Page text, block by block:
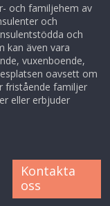
och familjehem av
och
och
kan även vara
vuxenboende,
oavsett om
fristående familjer
eller erbjuder
Kontakta
oss